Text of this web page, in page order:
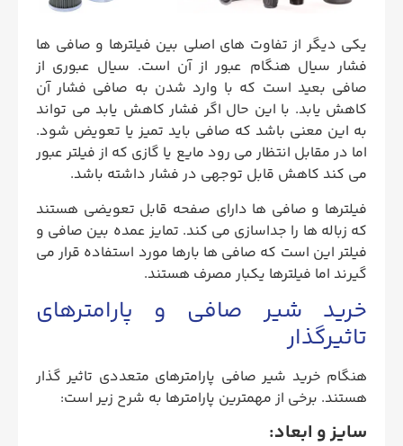
یکی دیگر از تفاوت‌ های اصلی بین فیلترها و صافی ‌ها
فشار سیال هنگام عبور از آن است. سیال عبوری از
صافی بعید است که با وارد شدن به صافی فشار آن
کاهش یابد. با این حال اگر فشار کاهش یابد می تواند
به این معنی باشد که صافی باید تمیز یا تعویض شود.
اما در مقابل انتظار می رود مایع یا گازی که از فیلتر عبور
می کند کاهش قابل توجهی در فشار داشته باشد.
فیلترها و صافی ها دارای صفحه قابل تعویضی هستند
که زباله ها را جداسازی می کند. تمایز عمده بین صافی و
فیلتر این است که صافی ها بارها مورد استفاده قرار می
گیرند اما فیلترها یکبار مصرف هستند.
خرید شیر صافی و پارامترهای
تاثیرگذار
هنگام خرید شیر صافی پارامترهای متعددی تاثیر گذار
هستند. برخی از مهمترین پارامترها به شرح زیر است:
سایز و ابعاد: